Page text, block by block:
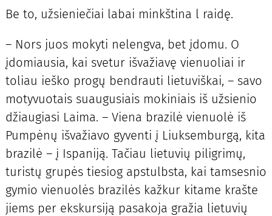
Be to, užsieniečiai labai minkština l raidę.
– Nors juos mokyti nelengva, bet įdomu. O
įdomiausia, kai svetur išvažiavę vienuoliai ir
toliau ieško progų bendrauti lietuviškai, – savo
motyvuotais suaugusiais mokiniais iš užsienio
džiaugiasi Laima. – Viena brazilė vienuolė iš
Pumpėnų išvažiavo gyventi į Liuksemburgą, kita
brazilė – į Ispaniją. Tačiau lietuvių piligrimų,
turistų grupės tiesiog apstulbsta, kai tamsesnio
gymio vienuolės brazilės kažkur kitame krašte
jiems per ekskursiją pasakoja gražia lietuvių